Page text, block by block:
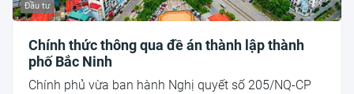
Đầu tư
Chính thức thông qua đề án thành lập thành
phố Bắc Ninh
Chính phủ vừa ban hành Nghị quyết số 205/NQ-CP